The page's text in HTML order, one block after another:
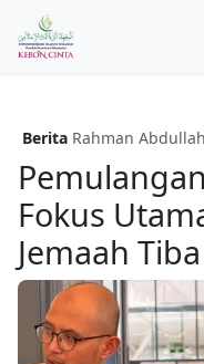
Berita Rahman Abdullah
Fokus
Jemaah